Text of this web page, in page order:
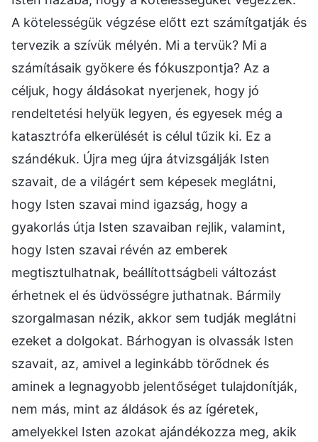
A kötelességük végzése előtt ezt számítgatják és
tervezik a szívük mélyén. Mi a tervük? Mi a
számításaik gyökere és fókuszpontja? Az a
céljuk, hogy áldásokat nyerjenek, hogy jó
rendeltetési helyük legyen, és egyesek még a
katasztrófa elkerülését is célul tűzik ki. Ez a
szándékuk. Újra meg újra átvizsgálják Isten
szavait, de a világért sem képesek meglátni,
hogy Isten szavai mind igazság, hogy a
gyakorlás útja Isten szavaiban rejlik, valamint,
hogy Isten szavai révén az emberek
megtisztulhatnak, beállítottságbeli változást
érhetnek el és üdvösségre juthatnak. Bármily
szorgalmasan nézik, akkor sem tudják meglátni
ezeket a dolgokat. Bárhogyan is olvassák Isten
szavait, az, amivel a leginkább törődnek és
aminek a legnagyobb jelentőséget tulajdonítják,
nem más, mint az áldások és az ígéretek,
amelyekkel Isten azokat ajándékozza meg, akik